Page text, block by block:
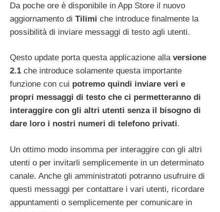
Da poche ore è disponibile in App Store il nuovo
aggiornamento di Tilimi che introduce finalmente la
possibilità di inviare messaggi di testo agli utenti.
Qesto update porta questa applicazione alla versione
2.1 che introduce solamente questa importante
funzione con cui potremo quindi inviare veri e
propri messaggi di testo che ci permetteranno di
interaggire con gli altri utenti senza il bisogno di
dare loro i nostri numeri di telefono privati.
Un ottimo modo insomma per interaggire con gli altri
utenti o per invitarli semplicemente in un determinato
canale. Anche gli amministratoti potranno usufruire di
questi messaggi per contattare i vari utenti, ricordare
appuntamenti o semplicemente per comunicare in